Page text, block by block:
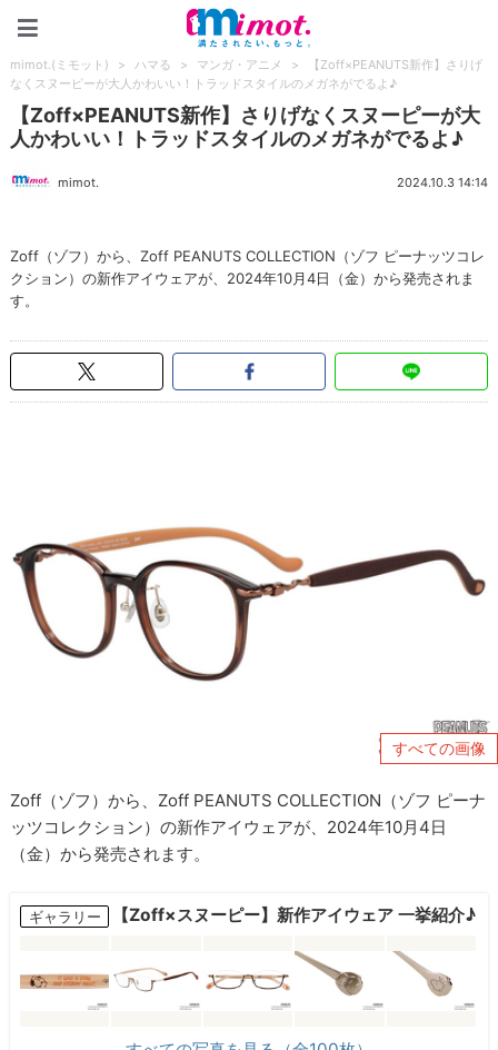
mimot.(ミモット) > ハマる > マンガ・アニメ >
【Zoff×PEANUTS新作】さりげ
なくスヌーピーが大人かわいい！トラッドスタイルのメガネがでるよ♪
【Zoff×PEANUTS新作】さりげなくスヌーピーが大
人かわいい！トラッドスタイルのメガネがでるよ♪
mimot. 2024.10.3 14:14
Zoff（ゾフ）から、Zoff PEANUTS COLLECTION（ゾフ ピーナッツコレ
クション）の新作アイウェアが、2024年10月4日（金）から発売されま
す。
すべての画像
Zoff（ゾフ）から、Zoff PEANUTS COLLECTION（ゾフ ピーナ
ッツコレクション）の新作アイウェアが、2024年10月4日
（金）から発売されます。
ギャラリー 【Zoff×スヌーピー】新作アイウェア 一挙紹介♪